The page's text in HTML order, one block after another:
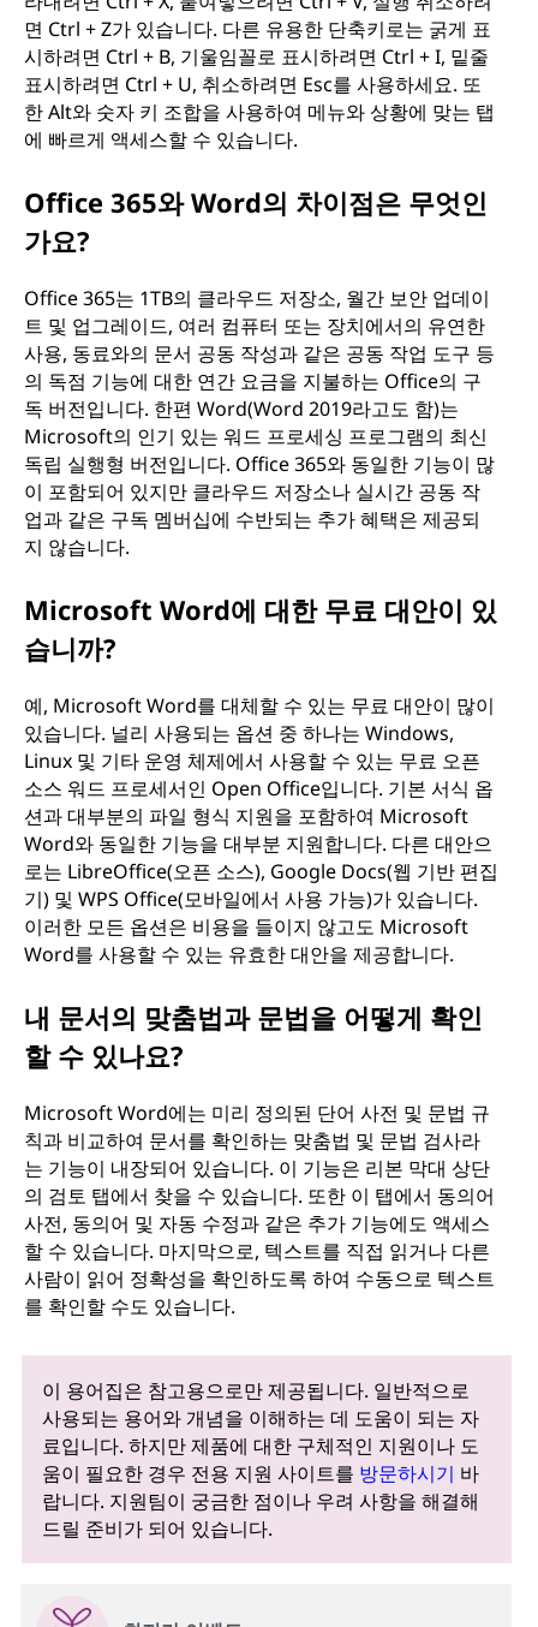
면 Ctrl + Z가 있습니다. 다른 유용한 단축키로는 굵게 표
시하려면 Ctrl + B, 기울임꼴로 표시하려면 Ctrl + I, 밑줄
표시하려면 Ctrl + U, 취소하려면 Esc를 사용하세요. 또
한 Alt와 숫자 키 조합을 사용하여 메뉴와 상황에 맞는 탭
에 빠르게 액세스할 수 있습니다.
Office 365와 Word의 차이점은 무엇인
가요?
Office 365는 1TB의 클라우드 저장소, 월간 보안 업데이
트 및 업그레이드, 여러 컴퓨터 또는 장치에서의 유연한
사용, 동료와의 문서 공동 작성과 같은 공동 작업 도구 등
의 독점 기능에 대한 연간 요금을 지불하는 Office의 구
독 버전입니다. 한편 Word(Word 2019라고도 함)는
Microsoft의 인기 있는 워드 프로세싱 프로그램의 최신
독립 실행형 버전입니다. Office 365와 동일한 기능이 많
이 포함되어 있지만 클라우드 저장소나 실시간 공동 작
업과 같은 구독 멤버십에 수반되는 추가 혜택은 제공되
지 않습니다.
Microsoft Word에 대한 무료 대안이 있
습니까?
예, Microsoft Word를 대체할 수 있는 무료 대안이 많이
있습니다. 널리 사용되는 옵션 중 하나는 Windows,
Linux 및 기타 운영 체제에서 사용할 수 있는 무료 오픈
소스 워드 프로세서인 Open Office입니다. 기본 서식 옵
션과 대부분의 파일 형식 지원을 포함하여 Microsoft
Word와 동일한 기능을 대부분 지원합니다. 다른 대안으
로는 LibreOffice(오픈 소스), Google Docs(웹 기반 편집
기) 및 WPS Office(모바일에서 사용 가능)가 있습니다.
이러한 모든 옵션은 비용을 들이지 않고도 Microsoft
Word를 사용할 수 있는 유효한 대안을 제공합니다.
내 문서의 맞춤법과 문법을 어떻게 확인
할 수 있나요?
Microsoft Word에는 미리 정의된 단어 사전 및 문법 규
칙과 비교하여 문서를 확인하는 맞춤법 및 문법 검사라
는 기능이 내장되어 있습니다. 이 기능은 리본 막대 상단
의 검토 탭에서 찾을 수 있습니다. 또한 이 탭에서 동의어
사전, 동의어 및 자동 수정과 같은 추가 기능에도 액세스
할 수 있습니다. 마지막으로, 텍스트를 직접 읽거나 다른
사람이 읽어 정확성을 확인하도록 하여 수동으로 텍스트
를 확인할 수도 있습니다.
이 용어집은 참고용으로만 제공됩니다. 일반적으로
사용되는 용어와 개념을 이해하는 데 도움이 되는 자
료입니다. 하지만 제품에 대한 구체적인 지원이나 도
움이 필요한 경우 전용 지원 사이트를 방문하시기 바
랍니다. 지원팀이 궁금한 점이나 우려 사항을 해결해
드릴 준비가 되어 있습니다.